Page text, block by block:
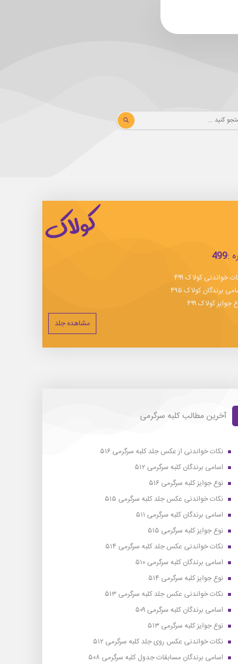
:
499
خواندنی کولاک ۴۹۹
برندگان کولاک ۴۹۵
جوایز کولاک ۴۹۹
مشاهده جلد
آخرین مطالب کلبه سرگرمی
نکات خواندنی از عکس جلد کلبه سرگرمی ۵۱۶
اسامی برندگان کلبه سرگرمی ۵۱۲
نوع جوایز کلبه سرگرمی ۵۱۶
نکات خواندنی عکس جلد کلبه سرگرمی ۵۱۵
اسامی برندگان کلبه سرگرمی ۵۱۱
نوع جوایز کلبه سرگرمی ۵۱۵
نکات خواندنی عکس جلد کلبه سرگرمی ۵۱۴
اسامی برندگان کلبه سرگرمی ۵۱۰
نوع جوایز کلبه سرگرمی ۵۱۴
نکات خواندنی عکس جلد کلبه سرگرمی ۵۱۳
اسامی برندگان کلبه سرگرمی ۵۰۹
نوع جوایز کلبه سرگرمی ۵۱۳
نکات خواندنی عکس روی جلد کلبه سرگرمی ۵۱۲
اسامی برندگان مسابقات جدول کلبه سرگرمی ۵۰۸